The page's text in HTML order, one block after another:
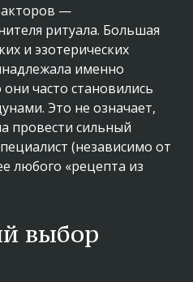
—
ритуала. Большая
и эзотерических
именно
часто становились
Это не означает,
провести сильный
(независимо от
любого «рецепта из
выбор